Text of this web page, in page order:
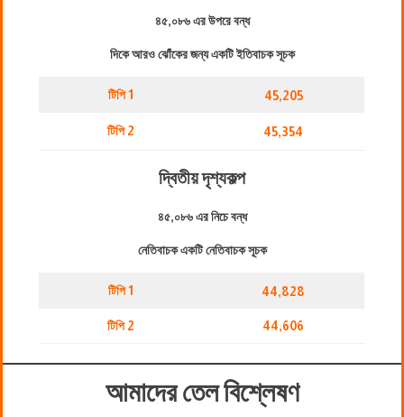
৪৫,০৮৬ এর উপরে বন্ধ
দিকে আরও ঝোঁকের জন্য একটি ইতিবাচক সূচক
টিপি 1 45,205
টিপি 2 45,354
দ্বিতীয় দৃশ্যকল্প
৪৫,০৮৬ এর নিচে বন্ধ
নেতিবাচক একটি নেতিবাচক সূচক
টিপি 1 44,828
টিপি 2 44,606
আমাদের তেল বিশ্লেষণ